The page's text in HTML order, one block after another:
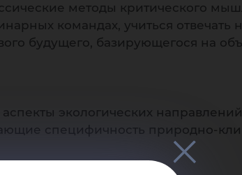
методы критического
командах, учиться
будущего, базирующегося на
экологических
специфичность природно-